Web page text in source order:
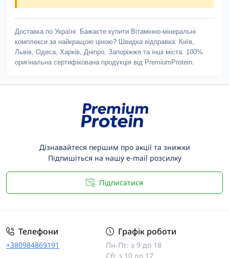
Доставка по Україні: Бажаєте купити Вітамінно-мінеральні
комплекси за найкращою ціною? Швидка відправка: Київ,
Львів, Одеса, Харків, Дніпро, Запоріжжя та інші міста. 100%
оригінальна сертифікована продукція від PremiumProtein.
Дізнавайтеся першим про акції та знижки
Підпишіться на нашу e-mail розсилку
Підписатися
Телефони
+380984869191
Графік роботи
Пн-Пт: з 9 до 18
Сб: з 10 до 17